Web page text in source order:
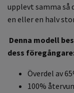
upplevt samma så
en eller en halv
Denna modell
dess
Överdel av
100%